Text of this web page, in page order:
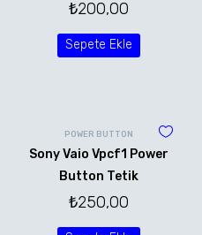
₺200,00
Sepete Ekle
POWER BUTTON
Sony Vaio Vpcf1 Power
Button Tetik
₺250,00